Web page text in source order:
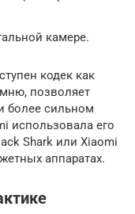
камере.
кодек как
позволяет
более сильном
использовала его
Shark или Xiaomi
аппаратах.